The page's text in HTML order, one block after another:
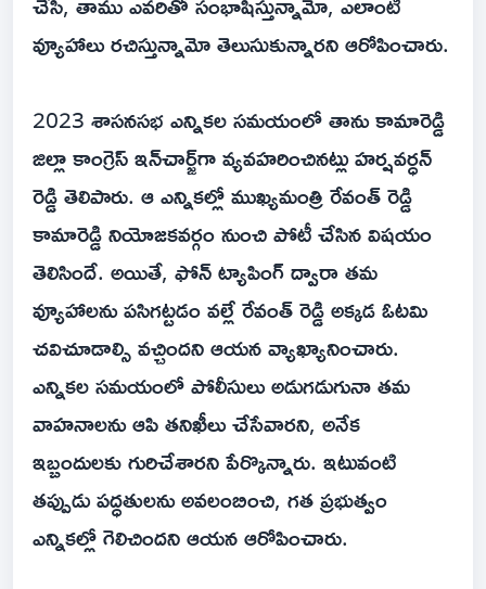
వ్యూహాలు రచిస్తున్నామో తెలుసుకున్నారని ఆరోపించారు.
2023 శాసనసభ ఎన్నికల సమయంలో తాను కామారెడ్డి
జిల్లా కాంగ్రెస్ ఇన్‌చార్జ్‌గా వ్యవహరించినట్లు హర్షవర్ధన్
రెడ్డి తెలిపారు. ఆ ఎన్నికల్లో ముఖ్యమంత్రి రేవంత్ రెడ్డి
కామారెడ్డి నియోజకవర్గం నుంచి పోటీ చేసిన విషయం
తెలిసిందే. అయితే, ఫోన్ ట్యాపింగ్ ద్వారా తమ
వ్యూహాలను పసిగట్టడం వల్లే రేవంత్ రెడ్డి అక్కడ ఓటమి
చవిచూడాల్సి వచ్చిందని ఆయన వ్యాఖ్యానించారు.
ఎన్నికల సమయంలో పోలీసులు అడుగడుగునా తమ
వాహనాలను ఆపి తనిఖీలు చేసేవారని, అనేక
ఇబ్బందులకు గురిచేశారని పేర్కొన్నారు. ఇటువంటి
తప్పుడు పద్ధతులను అవలంబించి, గత ప్రభుత్వం
ఎన్నికల్లో గెలిచిందని ఆయన ఆరోపించారు.